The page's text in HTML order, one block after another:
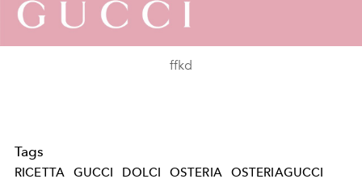
ffkd
Tags
RICETTA GUCCI DOLCI OSTERIA OSTERIAGUCCI